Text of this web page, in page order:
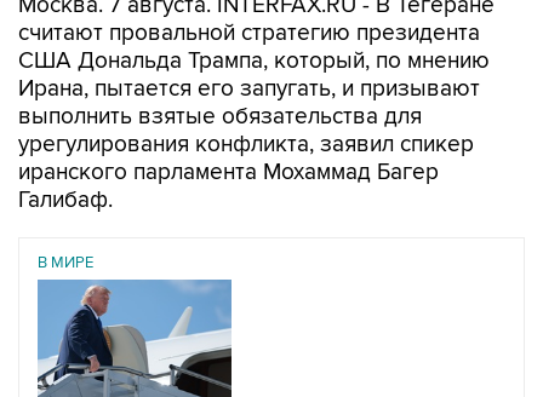
считают провальной стратегию президента
США Дональда Трампа, который, по мнению
Ирана, пытается его запугать, и призывают
выполнить взятые обязательства для
урегулирования конфликта, заявил спикер
иранского парламента Мохаммад Багер
Галибаф.
В МИРЕ